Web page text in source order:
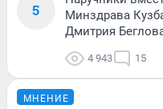
5
Минздрава
Дмитрия
4 943 15
МНЕНИЕ